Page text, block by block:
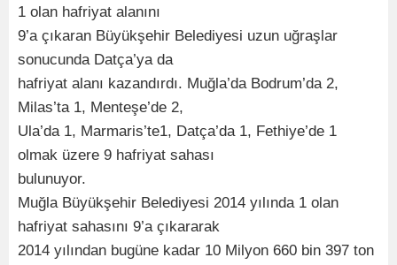
1 olan hafriyat alanını
9’a çıkaran Büyükşehir Belediyesi uzun uğraşlar
sonucunda Datça’ya da
hafriyat alanı kazandırdı. Muğla’da Bodrum’da 2,
Milas’ta 1, Menteşe’de 2,
Ula’da 1, Marmaris’te1, Datça’da 1, Fethiye’de 1
olmak üzere 9 hafriyat sahası
bulunuyor.
Muğla Büyükşehir Belediyesi 2014 yılında 1 olan
hafriyat sahasını 9’a çıkararak
2014 yılından bugüne kadar 10 Milyon 660 bin 397 ton